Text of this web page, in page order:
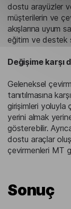
dostu arayüzler
müşterilerin ve
akışlarına uyum
eğitim ve destek
Değişime karşı
Geleneksel
tanıtılmasına
girişimleri yoluyla
yerini almak
gösterebilir.
dostu araçlar
çevirmenleri MT
Sonuç